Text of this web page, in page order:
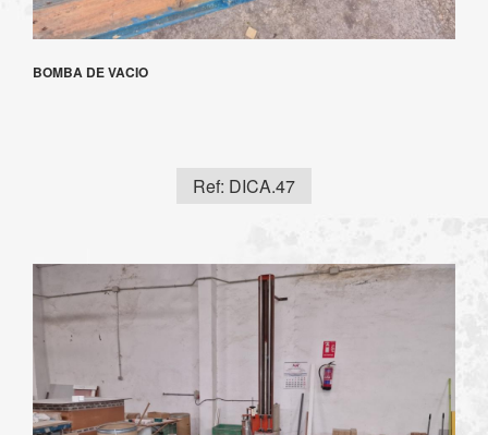
BOMBA DE VACIO
Ref: DICA.47